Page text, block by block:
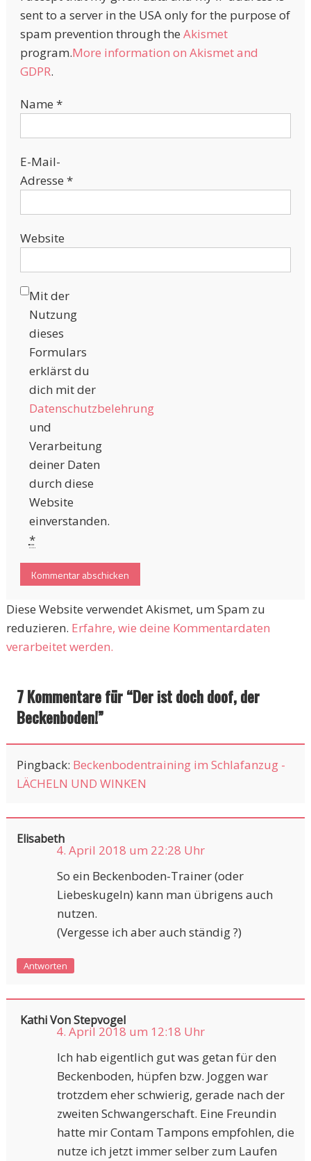
sent to a server in the USA only for the purpose of
spam prevention through the Akismet
program.More information on Akismet and
GDPR.
Name *
E-Mail-
Adresse *
Website
Mit der
Nutzung
dieses
Formulars
erklärst du
dich mit der
Datenschutzbelehrung
und
Verarbeitung
deiner Daten
durch diese
Website
einverstanden.
*
Diese Website verwendet Akismet, um Spam zu
reduzieren. Erfahre, wie deine Kommentardaten
verarbeitet werden.
7 Kommentare für “Der ist doch doof, der
Beckenboden!”
Pingback: Beckenbodentraining im Schlafanzug -
LÄCHELN UND WINKEN
Elisabeth
4. April 2018 um 22:28 Uhr
So ein Beckenboden-Trainer (oder
Liebeskugeln) kann man übrigens auch
nutzen.
(Vergesse ich aber auch ständig ?)
Antworten
Kathi Von Stepvogel
4. April 2018 um 12:18 Uhr
Ich hab eigentlich gut was getan für den
Beckenboden, hüpfen bzw. Joggen war
trotzdem eher schwierig, gerade nach der
zweiten Schwangerschaft. Eine Freundin
hatte mir Contam Tampons empfohlen, die
nutze ich jetzt immer selber zum Laufen